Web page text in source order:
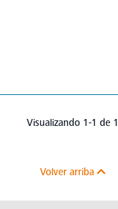
Visualizando 1-1 de 1
Volver arriba